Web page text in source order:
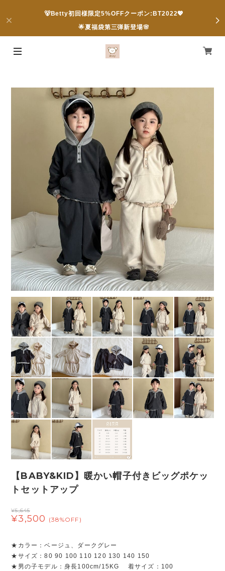
🐻Betty初回様限定5%OFFクーポン:BT2022💖
🌟夏福袋第三弾新登場🌸
【BABY&KID】暖かい帽子付きビッグポケッ
トセットアップ
¥5,645
¥3,500 (38%OFF)
★カラー：ベージュ、ダークグレー
★サイズ：80 90 100 110 120 130 140 150
★男の子モデル：身長100cm/15KG 着サイズ：100